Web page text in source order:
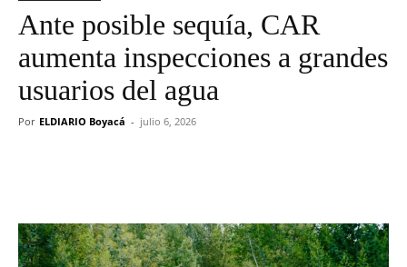
Ante posible sequía, CAR
aumenta inspecciones a grandes
usuarios del agua
Por ELDIARIO Boyacá - julio 6, 2026